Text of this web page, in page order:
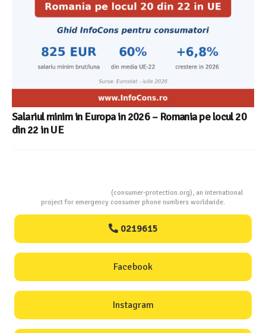
Salariul minim in Europa in 2026 – Romania pe locul 20
din 22 in UE
(consumer-protection.org), an international
project for emergency consumer phone numbers worldwide.
0219615
Facebook
Instagram